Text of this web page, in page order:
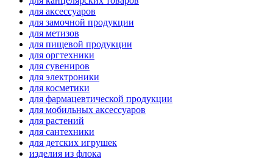
для аксессуаров
для замочной продукции
для метизов
для пищевой продукции
для оргтехники
для сувениров
для электроники
для косметики
для фармацевтической продукции
для мобильных аксессуаров
для растений
для сантехники
для детских игрушек
изделия из флока